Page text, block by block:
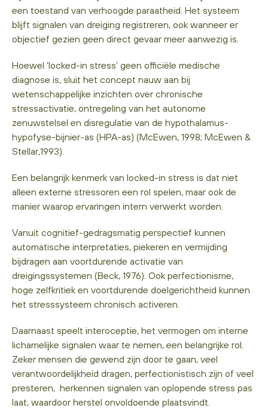
een toestand van verhoogde paraatheid. Het systeem
blijft signalen van dreiging registreren, ook wanneer er
objectief gezien geen direct gevaar meer aanwezig is.
Hoewel ‘locked-in stress’ geen officiële medische
diagnose is, sluit het concept nauw aan bij
wetenschappelijke inzichten over chronische
stressactivatie, ontregeling van het autonome
zenuwstelsel en disregulatie van de hypothalamus-
hypofyse-bijnier-as (HPA-as) (McEwen, 1998; McEwen &
Stellar,1993).
Een belangrijk kenmerk van locked-in stress is dat niet
alleen externe stressoren een rol spelen, maar ook de
manier waarop ervaringen intern verwerkt worden.
Vanuit cognitief-gedragsmatig perspectief kunnen
automatische interpretaties, piekeren en vermijding
bijdragen aan voortdurende activatie van
dreigingssystemen (Beck, 1976). Ook perfectionisme,
hoge zelfkritiek en voortdurende doelgerichtheid kunnen
het stresssysteem chronisch activeren.
Daarnaast speelt interoceptie, het vermogen om interne
lichamelijke signalen waar te nemen, een belangrijke rol.
Zeker mensen die gewend zijn door te gaan, veel
verantwoordelijkheid dragen, perfectionistisch zijn of veel
presteren, herkennen signalen van oplopende stress pas
laat, waardoor herstel onvoldoende plaatsvindt.